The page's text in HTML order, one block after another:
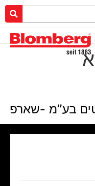
בע”מ -שארפ